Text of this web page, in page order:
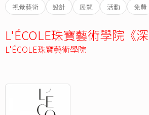
視覺藝術 設計 展覽 活動 免費
L'ÉCOLE珠寶藝術學院《
L'ÉCOLE珠寶藝術學院